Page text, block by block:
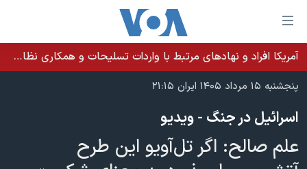
لینکهای
قابل
دسترسی
جهش
محتوای
اصلی
جهش
خانه
نسخه سبک وب‌سایت
موضوع ها
ایران
برنامه های تلویزیونی
آمریکا افراد و نهادهای مرتبط با واردات تسلیحات و همکاری نظامی کوبا را تحریم کرد
پنجشنبه ۱۵ مرداد ۱۴۰۵ ایران ۲۱:۱۵
اسرائیل در جنگ - ویدیو
علم صالح: اگر تل‌آویو این طرح